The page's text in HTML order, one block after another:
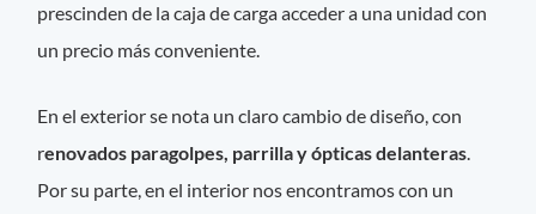
prescinden de la caja de carga acceder a una unidad con
un precio más conveniente.
En el exterior se nota un claro cambio de diseño, con
renovados paragolpes, parrilla y ópticas delanteras.
Por su parte, en el interior nos encontramos con un